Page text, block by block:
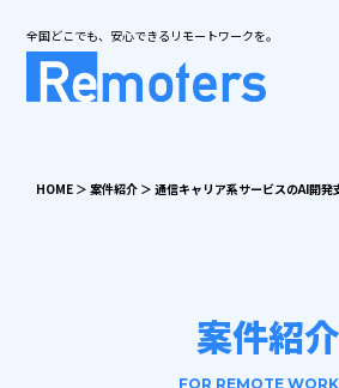
全国どこでも、安心できるリモートワークを。
HOME ＞ 案件紹介 ＞ 通信キャリア系サービスのAI開発
案件紹介
FOR REMOTE